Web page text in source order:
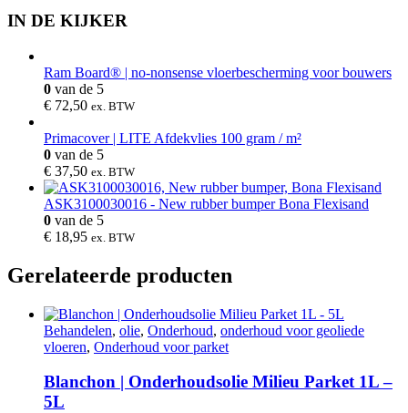
IN DE KIJKER
Ram Board® | no-nonsense vloerbescherming voor bouwers
0 van de 5
€ 72,50 ex. BTW
Primacover | LITE Afdekvlies 100 gram / m²
0 van de 5
€ 37,50 ex. BTW
ASK3100030016 - New rubber bumper Bona Flexisand
0 van de 5
€ 18,95 ex. BTW
Gerelateerde producten
Behandelen, olie, Onderhoud, onderhoud voor geoliede
vloeren, Onderhoud voor parket
Blanchon | Onderhoudsolie Milieu Parket 1L –
5L